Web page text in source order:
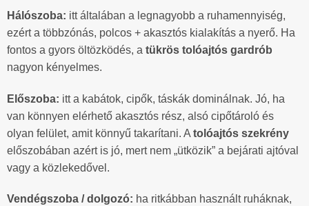
Hálószoba: itt általában a legnagyobb a ruhamennyiség,
ezért a többzónás, polcos + akasztós kialakítás a nyerő. Ha
fontos a gyors öltözködés, a tükrös tolóajtós gardrób
nagyon kényelmes.
Előszoba: itt a kabátok, cipők, táskák dominálnak. Jó, ha
van könnyen elérhető akasztós rész, alsó cipőtároló és
olyan felület, amit könnyű takarítani. A tolóajtós szekrény
előszobában azért is jó, mert nem „ütközik” a bejárati ajtóval
vagy a közlekedővel.
Vendégszoba / dolgozó: ha ritkábban használt ruháknak,